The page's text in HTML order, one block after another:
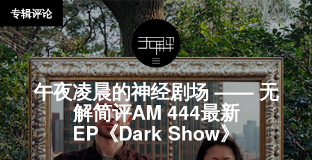
午夜凌晨的神经剧场 —— 无
解简评AM 444最新
EP《Dark Show》
专辑评论